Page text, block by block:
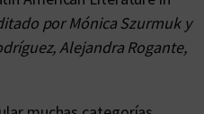
por Mónica Szurmuk y
Alejandra Rogante,